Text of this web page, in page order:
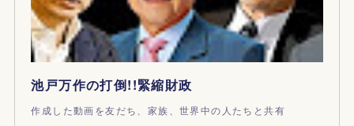
池戸万作の打倒!!緊縮財政
作成した動画を友だち、家族、世界中の人たちと共有